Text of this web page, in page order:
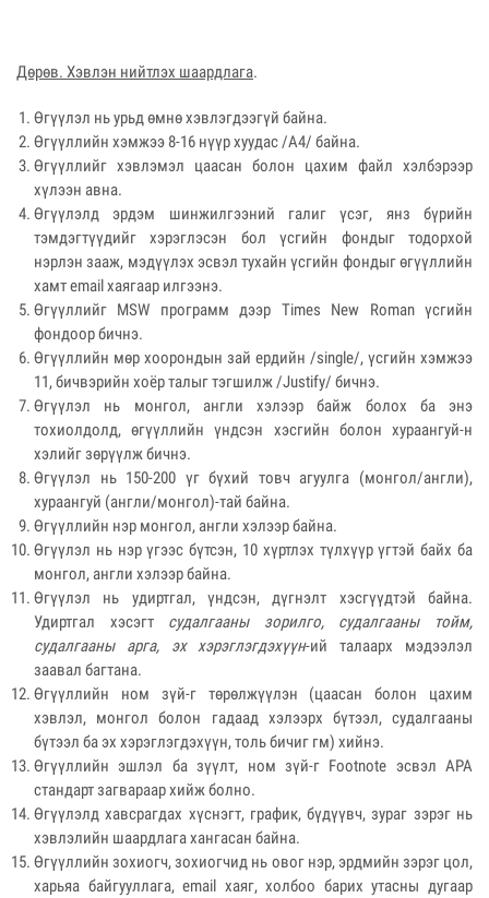
Дөрөв. Хэвлэн нийтлэх шаардлага.
Өгүүлэл нь урьд өмнө хэвлэгдээгүй байна.
Өгүүллийн хэмжээ 8-16 нүүр хуудас /А4/ байна.
Өгүүллийг хэвлэмэл цаасан болон цахим файл хэлбэрээр
хүлээн авна.
Өгүүлэлд эрдэм шинжилгээний галиг үсэг, янз бүрийн
тэмдэгтүүдийг хэрэглэсэн бол үсгийн фондыг тодорхой
нэрлэн зааж, мэдүүлэх эсвэл тухайн үсгийн фондыг өгүүллийн
хамт email хаягаар илгээнэ.
Өгүүллийг MSW программ дээр Times New Roman үсгийн
фондоор бичнэ.
Өгүүллийн мөр хоорондын зай ердийн /single/, үсгийн хэмжээ
11, бичвэрийн хоёр талыг тэгшилж /Justify/ бичнэ.
Өгүүлэл нь монгол, англи хэлээр байж болох ба энэ
тохиолдолд, өгүүллийн үндсэн хэсгийн болон хураангуй-н
хэлийг зөрүүлж бичнэ.
Өгүүлэл нь 150-200 үг бүхий товч агуулга (монгол/англи),
хураангуй (англи/монгол)-тай байна.
Өгүүллийн нэр монгол, англи хэлээр байна.
Өгүүлэл нь нэр үгээс бүтсэн, 10 хүртлэх түлхүүр үгтэй байх ба
монгол, англи хэлээр байна.
Өгүүлэл нь удиртгал, үндсэн, дүгнэлт хэсгүүдтэй байна.
Удиртгал хэсэгт судалгааны зорилго, судалгааны тойм,
судалгааны арга, эх хэрэглэгдэхүүн-ий талаарх мэдээлэл
заавал багтана.
Өгүүллийн ном зүй-г төрөлжүүлэн (цаасан болон цахим
хэвлэл, монгол болон гадаад хэлээрх бүтээл, судалгааны
бүтээл ба эх хэрэглэгдэхүүн, толь бичиг гм) хийнэ.
Өгүүллийн эшлэл ба зүүлт, ном зүй-г Footnote эсвэл APA
стандарт загвараар хийж болно.
Өгүүлэлд хавсрагдах хүснэгт, график, бүдүүвч, зураг зэрэг нь
хэвлэлийн шаардлага хангасан байна.
Өгүүллийн зохиогч, зохиогчид нь овог нэр, эрдмийн зэрэг цол,
харьяа байгууллага, email хаяг, холбоо барих утасны дугаар